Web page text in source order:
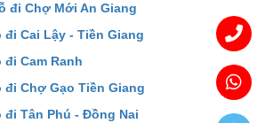
đi Chợ Mới An Giang
đi Cai Lậy - Tiền Giang
Cam Ranh
đi Chợ Gạo Tiền Giang
đi Tân Phú - Đồng Nai